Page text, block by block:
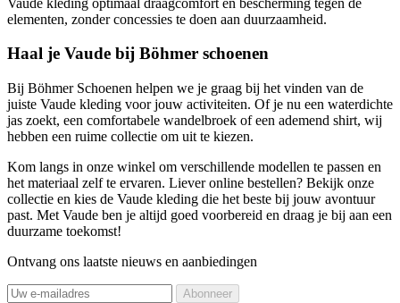
elementen, zonder concessies te doen aan duurzaamheid.
Haal je Vaude bij Böhmer schoenen
Bij Böhmer Schoenen helpen we je graag bij het vinden van de
juiste Vaude kleding voor jouw activiteiten. Of je nu een waterdichte
jas zoekt, een comfortabele wandelbroek of een ademend shirt, wij
hebben een ruime collectie om uit te kiezen.
Kom langs in onze winkel om verschillende modellen te passen en
het materiaal zelf te ervaren. Liever online bestellen? Bekijk onze
collectie en kies de Vaude kleding die het beste bij jouw avontuur
past. Met Vaude ben je altijd goed voorbereid en draag je bij aan een
duurzame toekomst!
Ontvang ons laatste nieuws en aanbiedingen